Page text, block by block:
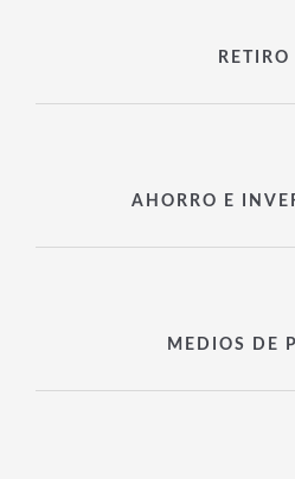
RETIRO
AHORRO E
MEDIOS DE